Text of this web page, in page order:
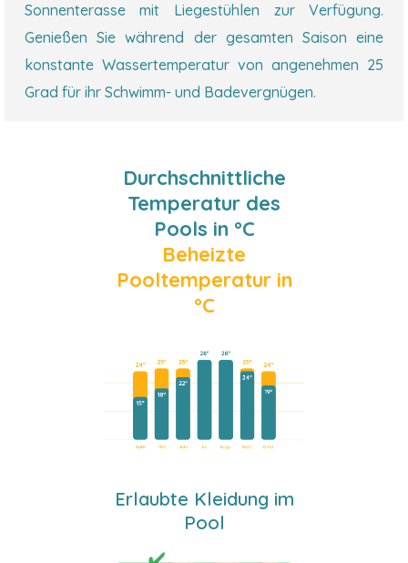
Sonnenterasse mit Liegestühlen zur Verfügung.
Genießen Sie während der gesamten Saison eine
konstante Wassertemperatur von angenehmen 25
Grad für ihr Schwimm- und Badevergnügen.
Durchschnittliche
Temperatur des
Pools in °C
Beheizte
Pooltemperatur in
°C
Erlaubte Kleidung im
Pool